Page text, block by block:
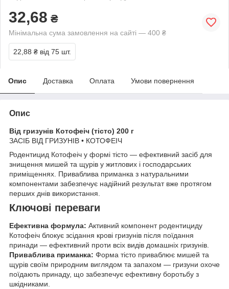
32,68 ₴
Мінімальна сума замовлення на сайті — 400 ₴
22,88 ₴ від 75 шт.
Опис Доставка Оплата Умови повернення
Опис
Від гризунів Котофеіч (тісто) 200 г
ЗАСІБ ВІД ГРИЗУНІВ • КОТОФЕІЧ
Родентицид Котофеіч у формі тісто — ефективний засіб для
знищення мишей та щурів у житлових і господарських
приміщеннях. Приваблива приманка з натуральними
компонентами забезпечує надійний результат вже протягом
перших днів використання.
Ключові переваги
Ефективна формула: Активний компонент родентициду
Котофеіч блокує зсідання крові гризунів після поїдання
принади — ефективний проти всіх видів домашніх гризунів.
Приваблива приманка: Форма тісто приваблює мишей та
щурів своїм природним виглядом та запахом — гризуни охоче
поїдають принаду, що забезпечує ефективну боротьбу з
шкідниками.